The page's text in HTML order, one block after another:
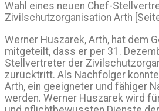
Wahl eines neuen Chef-
Zivilschutzorganisation Arth
Werner Huszarek, Arth, hat dem
mitgeteilt, dass er per 31.
Stellvertreter der
zurücktritt. Als Nachfolger
Arth, ein geeigneter und fähiger
werden. Werner Huszarek wird